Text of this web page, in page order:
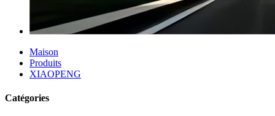
Maison
Produits
XIAOPENG
Catégories